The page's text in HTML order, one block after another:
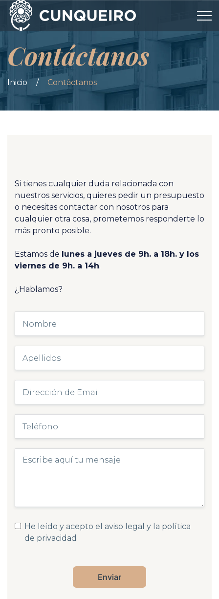
Contáctanos
Inicio / Contáctanos
Si tienes cualquier duda relacionada con
nuestros servicios, quieres pedir un presupuesto
o necesitas contactar con nosotros para
cualquier otra cosa, prometemos responderte lo
más pronto posible.
Estamos de lunes a jueves de 9h. a 18h. y los
viernes de 9h. a 14h.
¿Hablamos?
He leído y acepto el aviso legal y la política
de privacidad
Enviar